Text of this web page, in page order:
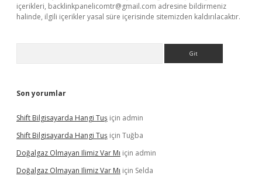
içerikleri, backlinkpanelicomtr@gmail.com adresine bildirmeniz
halinde, ilgili içerikler yasal süre içerisinde sitemizden kaldırılacaktır.
Son yorumlar
Shift Bilgisayarda Hangi Tuş için admin
Shift Bilgisayarda Hangi Tuş için Tuğba
Doğalgaz Olmayan Ilimiz Var Mı için admin
Doğalgaz Olmayan Ilimiz Var Mı için Selda